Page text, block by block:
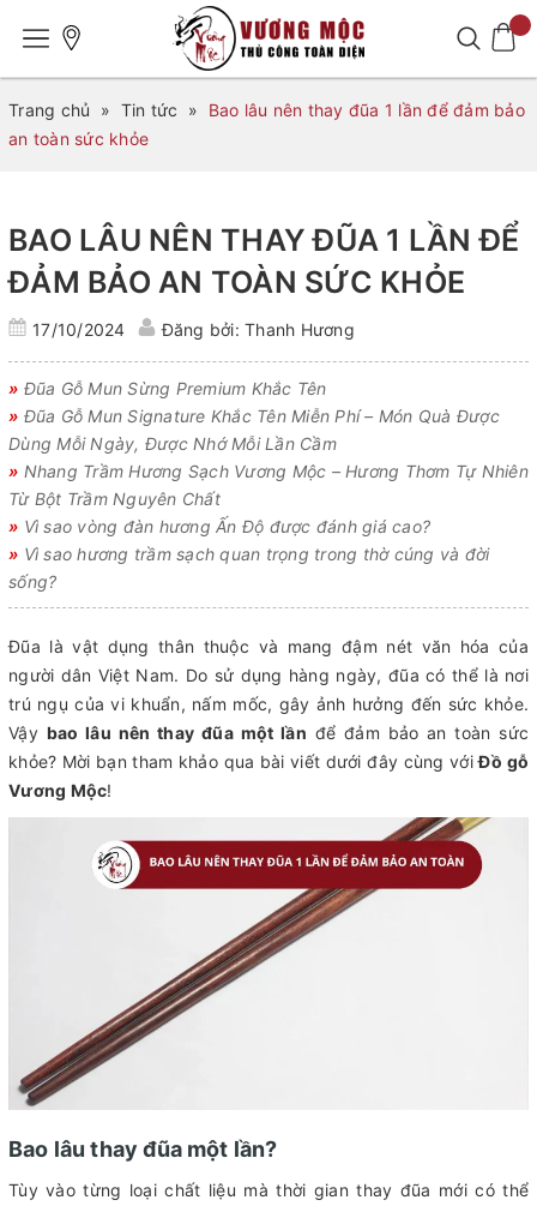
Trang chủ » Tin tức »
Bao lâu nên thay đũa 1 lần để đảm bảo
an toàn sức khỏe
BAO LÂU NÊN THAY ĐŨA 1 LẦN ĐỂ
ĐẢM BẢO AN TOÀN SỨC KHỎE
17/10/2024 Đăng bởi: Thanh Hương
» Đũa Gỗ Mun Sừng Premium Khắc Tên
» Đũa Gỗ Mun Signature Khắc Tên Miễn Phí – Món Quà Được
Dùng Mỗi Ngày, Được Nhớ Mỗi Lần Cầm
» Nhang Trầm Hương Sạch Vương Mộc – Hương Thơm Tự Nhiên
Từ Bột Trầm Nguyên Chất
» Vì sao vòng đàn hương Ấn Độ được đánh giá cao?
» Vì sao hương trầm sạch quan trọng trong thờ cúng và đời
sống?
Đũa là vật dụng thân thuộc và mang đậm nét văn hóa của
người dân Việt Nam. Do sử dụng hàng ngày, đũa có thể là nơi
trú ngụ của vi khuẩn, nấm mốc, gây ảnh hưởng đến sức khỏe.
Vậy bao lâu nên thay đũa một lần để đảm bảo an toàn sức
khỏe? Mời bạn tham khảo qua bài viết dưới đây cùng vớiĐồ gỗ
Vương Mộc!
Bao lâu thay đũa một lần?
Tùy vào từng loại chất liệu mà thời gian thay đũa mới có thể